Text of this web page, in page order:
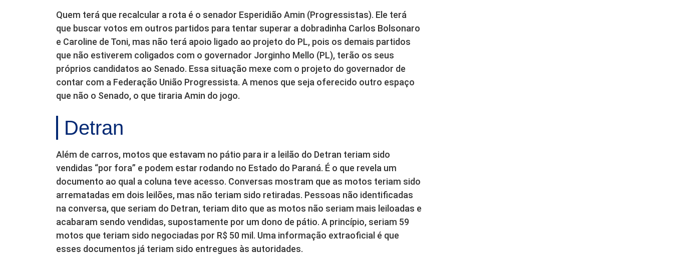
Quem terá que recalcular a rota é o senador Esperidião Amin (Progressistas). Ele terá
que buscar votos em outros partidos para tentar superar a dobradinha Carlos Bolsonaro
e Caroline de Toni, mas não terá apoio ligado ao projeto do PL, pois os demais partidos
que não estiverem coligados com o governador Jorginho Mello (PL), terão os seus
próprios candidatos ao Senado. Essa situação mexe com o projeto do governador de
contar com a Federação União Progressista. A menos que seja oferecido outro espaço
que não o Senado, o que tiraria Amin do jogo.
Detran
Além de carros, motos que estavam no pátio para ir a leilão do Detran teriam sido
vendidas “por fora” e podem estar rodando no Estado do Paraná. É o que revela um
documento ao qual a coluna teve acesso. Conversas mostram que as motos teriam sido
arrematadas em dois leilões, mas não teriam sido retiradas. Pessoas não identificadas
na conversa, que seriam do Detran, teriam dito que as motos não seriam mais leiloadas e
acabaram sendo vendidas, supostamente por um dono de pátio. A princípio, seriam 59
motos que teriam sido negociadas por R$ 50 mil. Uma informação extraoficial é que
esses documentos já teriam sido entregues às autoridades.